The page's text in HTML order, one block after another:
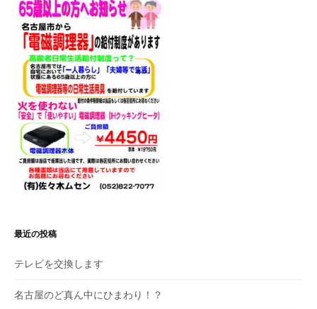
ョ
ン
最近の投稿
テレビを交換します
名古屋のど真ん中にひまわり！？